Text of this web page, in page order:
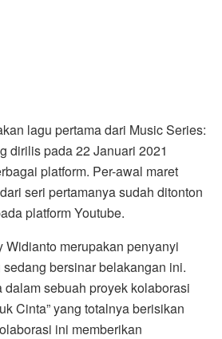
lagu pertama dari Music Series:
dirilis pada 22 Januari 2021
platform. Per-awal maret
seri pertamanya sudah ditonton
platform Youtube.
Widianto merupakan penyanyi
bersinar belakangan ini.
dalam sebuah proyek kolaborasi
Cinta” yang totalnya berisikan
ini memberikan